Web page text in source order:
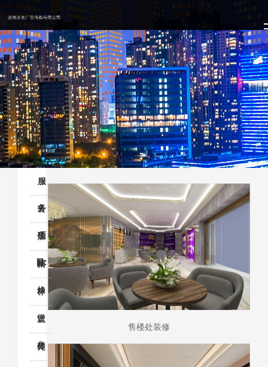
服
务
项
目:
装
饰
装
修
店
招
精
神
堡
垒
标
识
标
宣
传
亮
售楼处装修